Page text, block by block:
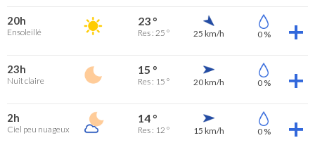
20h
Ensoleillé
23 °
Res : 25 ° 25 km/h 0 %
23h
Nuit claire
15 °
Res : 15 ° 20 km/h 0 %
2h
Ciel peu nuageux
14 °
Res : 12 ° 15 km/h 0 %